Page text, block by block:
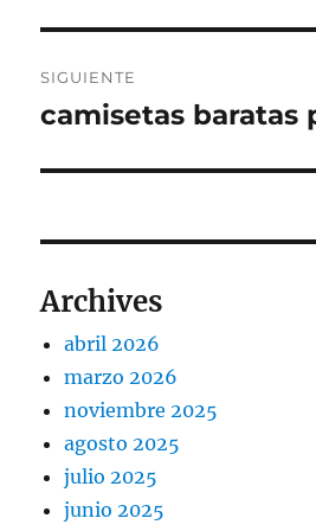
SIGUIENTE
Entrada
camisetas baratas
Archives
abril 2026
marzo 2026
noviembre 2025
agosto 2025
julio 2025
junio 2025